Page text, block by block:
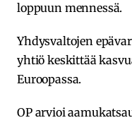
loppuun mennessä.
Yhdysvaltojen
yhtiö keskittää
Euroopassa.
OP arvioi